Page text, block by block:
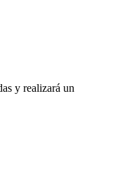
y realizará un